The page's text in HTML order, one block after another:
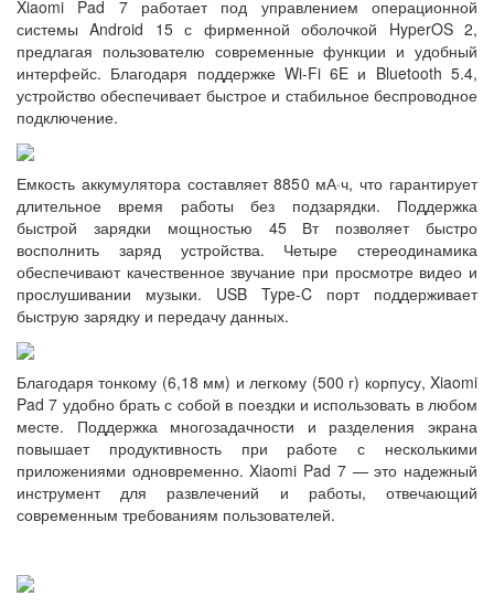
Xiaomi Pad 7 работает под управлением операционной
системы Android 15 с фирменной оболочкой HyperOS 2,
предлагая пользователю современные функции и удобный
интерфейс. Благодаря поддержке Wi-Fi 6E и Bluetooth 5.4,
устройство обеспечивает быстрое и стабильное беспроводное
подключение.
Емкость аккумулятора составляет 8850 мА·ч, что гарантирует
длительное время работы без подзарядки. Поддержка
быстрой зарядки мощностью 45 Вт позволяет быстро
восполнить заряд устройства. Четыре стереодинамика
обеспечивают качественное звучание при просмотре видео и
прослушивании музыки. USB Type-C порт поддерживает
быструю зарядку и передачу данных.
Благодаря тонкому (6,18 мм) и легкому (500 г) корпусу, Xiaomi
Pad 7 удобно брать с собой в поездки и использовать в любом
месте. Поддержка многозадачности и разделения экрана
повышает продуктивность при работе с несколькими
приложениями одновременно. Xiaomi Pad 7 — это надежный
инструмент для развлечений и работы, отвечающий
современным требованиям пользователей.​